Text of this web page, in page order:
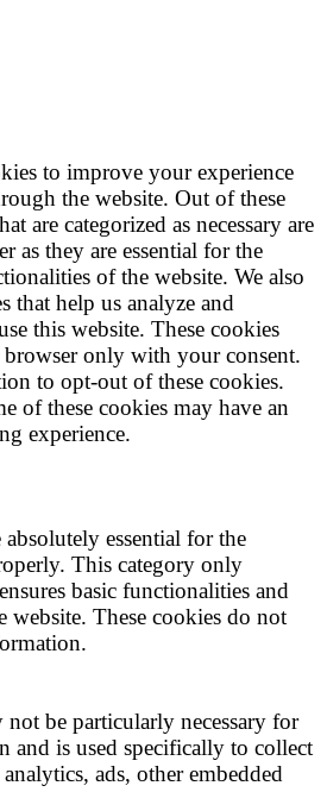
to improve your experience
the website. Out of these
are categorized as necessary are
as they are essential for the
of the website. We also
that help us analyze and
this website. These cookies
only with your consent.
to opt-out of these cookies.
of these cookies may have an
experience.
absolutely essential for the
This category only
basic functionalities and
website. These cookies do not
be particularly necessary for
and is used specifically to collect
ads, other embedded